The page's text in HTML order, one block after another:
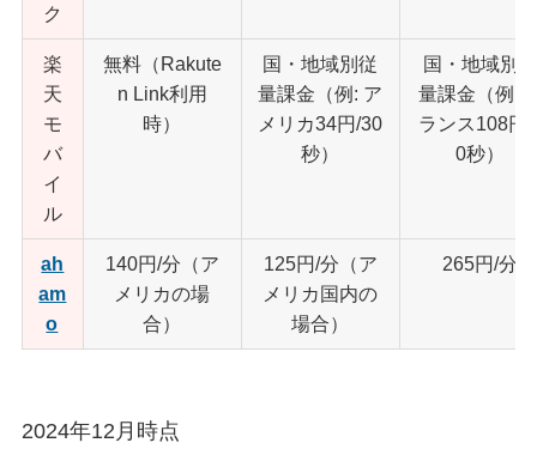
ク
楽
天
モ
バ
イ
ル
無料（Rakute
n Link利用
時）
国・地域別従
量課金（例: ア
メリカ34円/30
秒）
国・地域別従
量課金（例:
ランス108円/
0秒）
ah
am
o
140円/分（ア
メリカの場
合）
125円/分（ア
メリカ国内の
場合）
265円/分
2024年12月時点